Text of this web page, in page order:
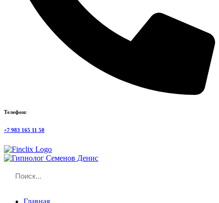
Телефон:
+7 983 165 11 50
Главная